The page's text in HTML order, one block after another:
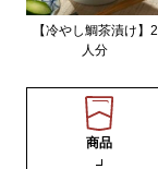
【冷やし鯛茶漬け】2
人分
商品